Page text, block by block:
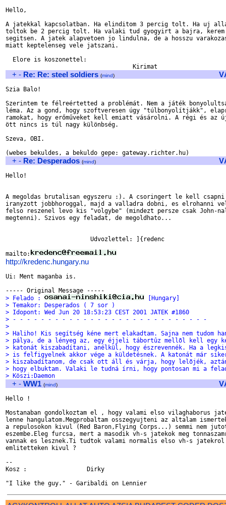
Hello,
A jatekkal kapcsolatban. Ha elinditom 3 percig tolt. Ha uj
toltok be 2 percig tolt. Ha valaki tud gyogyirt a bajra,
segitsen. A jatek alapvetoen jo lindulna, de a hosszu
miatt keptelenseg vele jatszani.
  Elore is koszonettel:
+ - Re: Re: steel soldiers (mind)
Szia Balo!
Szerintem te félreértetted a problémát. Nem a játék
léma. Az a gond, hogy szoftveresen úgy "túlbonyolítjákk",
ramokat, hogy erőműveket kell emiatt vásárolni. A régi és az
ött nincs is túl nagy különbség.
Szeva, OBI.
+ - Re: Desperados (mind)
Hello!
A megoldas brutalisan egyszeru :). A csoringert le kell
iranyzott jobbhoroggal, majd a valladra dobni, es elrohanni
felso reszenel levo kis "volgybe" (mindezt persze csak John-
megtenni). Szivos egy feladat, de megoldhato...
                        Udvozlettel: ]{redenc
mailto:
http://kredenc.hungary.nu
Ui: Ment maganba is.
> Felado :
[Hungary]
> Temakor: Desperados ( 7 sor )
> Idopont: Wed Jun 20 18:53:23 CEST 2001 JATEK #1860
> - - - - - - - - - - - - - - - - - - - - - - - - - - - -
>
> Haliho! Kis segítség kéne mert elakadtam. Sajna nem tudom
> pálya, de a lényeg az, egy éjjeli tábortûz mellõl kell egy
> katonát kiszabadítani, anélkül, hogy észrevennék. Ha a
> is felfigyelnek akkor vége a küldetésnek. A katonát már
> kiszabadítanom, de csak ott áll és várja, hogy lelõjék,
> hogy elbuktam. Valaki le tudná írni, hogy pontosan mi a
> Köszi:Daemon
+ - WW1 (mind)
Hello !
Mostanaban gondolkoztam el , hogy valami elso vilaghaborus
lenne hangulatom.Megprobaltam osszegyujteni az altalam
a repulosokon kivul (Red Baron,Flying Corps...) semmi nem
eszembe.Eleg furcsa, mert a masodik vh-s jatekok meg
vannak es lesznek.Ti tudtok valami normalis elso vh-s
emlitetteken kivul ?
--
Kosz :                 Dirky